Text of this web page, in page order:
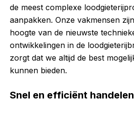
de meest complexe
aanpakken. Onze vakmensen
hoogte van de nieuwste
ontwikkelingen in de
zorgt dat we altijd de best
kunnen bieden.
Snel en efficiënt handelen